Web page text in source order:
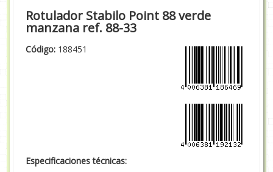
Rotulador Stabilo Point 88 verde
manzana ref. 88-33
Código: 188451
Especificaciones técnicas: